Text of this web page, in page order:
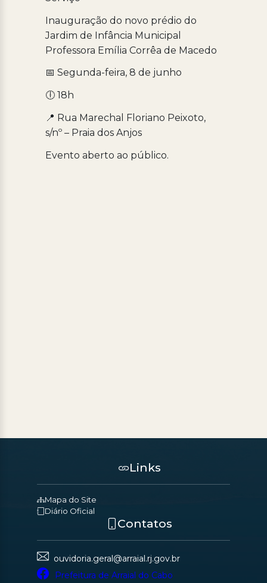
Inauguração do novo prédio do
Jardim de Infância Municipal
Professora Emília Corrêa de Macedo
📅 Segunda-feira, 8 de junho
🕕 18h
📍 Rua Marechal Floriano Peixoto,
s/nº – Praia dos Anjos
Evento aberto ao público.
Links
Mapa do Site
Diário Oficial
Contatos
ouvidoria.geral@arraial.rj.gov.br
Prefeitura de Arraial do Cabo